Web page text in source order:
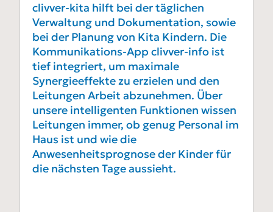
clivver-kita hilft bei der täglichen
Verwaltung und Dokumentation, sowie
bei der Planung von Kita Kindern. Die
Kommunikations-App clivver-info ist
tief integriert, um maximale
Synergieeffekte zu erzielen und den
Leitungen Arbeit abzunehmen. Über
unsere intelligenten Funktionen wissen
Leitungen immer, ob genug Personal im
Haus ist und wie die
Anwesenheitsprognose der Kinder für
die nächsten Tage aussieht.